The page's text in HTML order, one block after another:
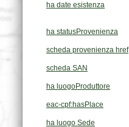
ha date esistenza
ha statusProvenienza
scheda provenienza href
scheda SAN
ha luogoProduttore
eac-cpf:hasPlace
ha luogo Sede